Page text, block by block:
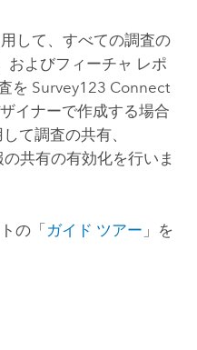
して、すべての調査の
およびフィーチャ レポ
を Survey123 Connect
イナーで作成する場合
て調査の共有、
共有の有効化を行いま
の「ガイド ツアー 」を